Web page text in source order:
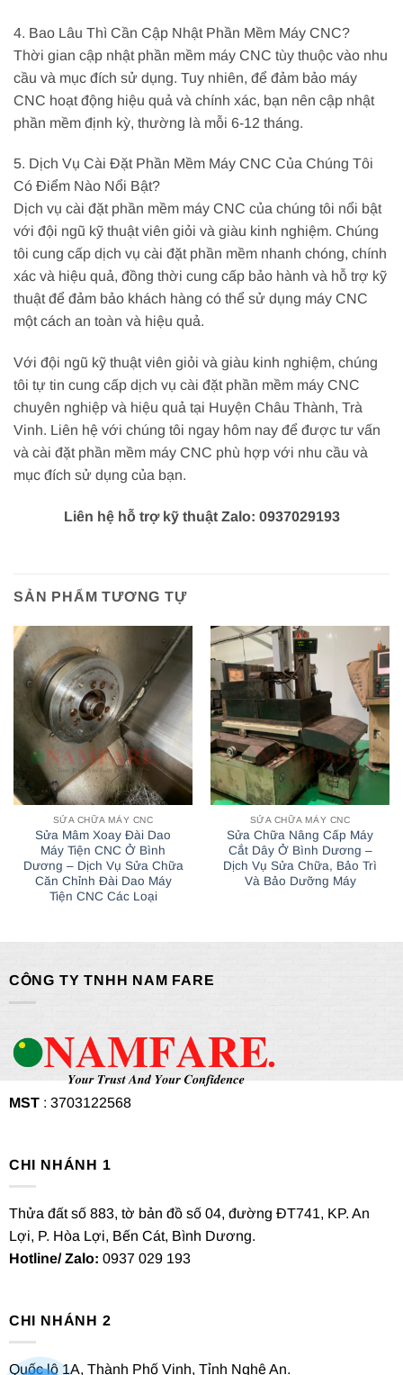
4. Bao Lâu Thì Cần Cập Nhật Phần Mềm Máy CNC?
Thời gian cập nhật phần mềm máy CNC tùy thuộc vào nhu
cầu và mục đích sử dụng. Tuy nhiên, để đảm bảo máy
CNC hoạt động hiệu quả và chính xác, bạn nên cập nhật
phần mềm định kỳ, thường là mỗi 6-12 tháng.
5. Dịch Vụ Cài Đặt Phần Mềm Máy CNC Của Chúng Tôi
Có Điểm Nào Nổi Bật?
Dịch vụ cài đặt phần mềm máy CNC của chúng tôi nổi bật
với đội ngũ kỹ thuật viên giỏi và giàu kinh nghiệm. Chúng
tôi cung cấp dịch vụ cài đặt phần mềm nhanh chóng, chính
xác và hiệu quả, đồng thời cung cấp bảo hành và hỗ trợ kỹ
thuật để đảm bảo khách hàng có thể sử dụng máy CNC
một cách an toàn và hiệu quả.
Với đội ngũ kỹ thuật viên giỏi và giàu kinh nghiệm, chúng
tôi tự tin cung cấp dịch vụ cài đặt phần mềm máy CNC
chuyên nghiệp và hiệu quả tại Huyện Châu Thành, Trà
Vinh. Liên hệ với chúng tôi ngay hôm nay để được tư vấn
và cài đặt phần mềm máy CNC phù hợp với nhu cầu và
mục đích sử dụng của bạn.
Liên hệ hỗ trợ kỹ thuật Zalo: 0937029193
SẢN PHẨM TƯƠNG TỰ
SỬA CHỮA MÁY CNC
Sửa Mâm Xoay Đài Dao
Máy Tiện CNC Ở Bình
Dương – Dịch Vụ Sửa Chữa
Căn Chỉnh Đài Dao Máy
Tiện CNC Các Loại
SỬA CHỮA MÁY CNC
Sửa Chữa Nâng Cấp Máy
Cắt Dây Ở Bình Dương –
Dịch Vụ Sửa Chữa, Bảo Trì
Và Bảo Dưỡng Máy
CÔNG TY TNHH NAM FARE
MST: 3703122568
CHI NHÁNH 1
Thửa đất số 883, tờ bản đồ số 04, đường ĐT741, KP. An
Lợi, P. Hòa Lợi, Bến Cát, Bình Dương.
Hotline/ Zalo: 0937 029 193
CHI NHÁNH 2
Quốc lộ 1A, Thành Phố Vinh, Tỉnh Nghệ An.